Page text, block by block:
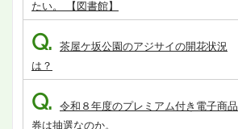
たい。 【図書館】
Q. 茶屋ケ坂公園のアジサイの開花状況
は？
Q. 令和８年度のプレミアム付き電子商品
券は抽選なのか。